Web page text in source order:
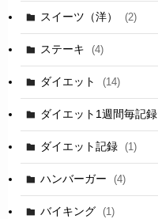
スイーツ（洋） (2)
ステーキ (4)
ダイエット (14)
ダイエット1週間毎記録
ダイエット記録 (1)
ハンバーガー (4)
バイキング (1)